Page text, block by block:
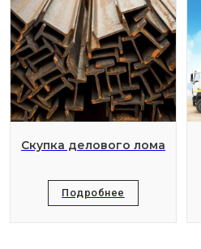
Скупка делового лома
Подробнее